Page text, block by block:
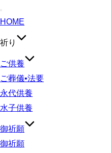
ナ
ゲ
ー
シ
ョ
ン
り
替
HOME
祈り
ご供養
ご葬儀•法要
永代供養
水子供養
御祈願
御祈願